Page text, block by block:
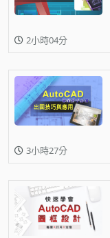
2小時04分
3小時27分